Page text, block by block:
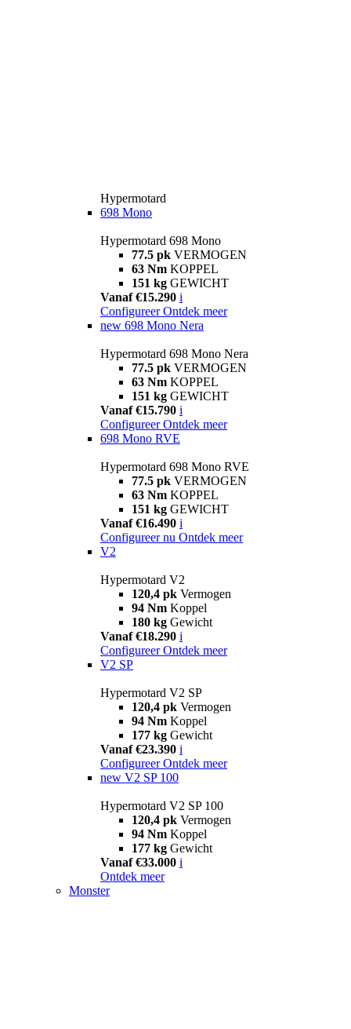
Hypermotard
698 Mono
Hypermotard 698 Mono
77.5 pk VERMOGEN
63 Nm KOPPEL
151 kg GEWICHT
Vanaf €15.290 i
Configureer Ontdek meer
new 698 Mono Nera
Hypermotard 698 Mono Nera
77.5 pk VERMOGEN
63 Nm KOPPEL
151 kg GEWICHT
Vanaf €15.790 i
Configureer Ontdek meer
698 Mono RVE
Hypermotard 698 Mono RVE
77.5 pk VERMOGEN
63 Nm KOPPEL
151 kg GEWICHT
Vanaf €16.490 i
Configureer nu Ontdek meer
V2
Hypermotard V2
120,4 pk Vermogen
94 Nm Koppel
180 kg Gewicht
Vanaf €18.290 i
Configureer Ontdek meer
V2 SP
Hypermotard V2 SP
120,4 pk Vermogen
94 Nm Koppel
177 kg Gewicht
Vanaf €23.390 i
Configureer Ontdek meer
new V2 SP 100
Hypermotard V2 SP 100
120,4 pk Vermogen
94 Nm Koppel
177 kg Gewicht
Vanaf €33.000 i
Ontdek meer
Monster